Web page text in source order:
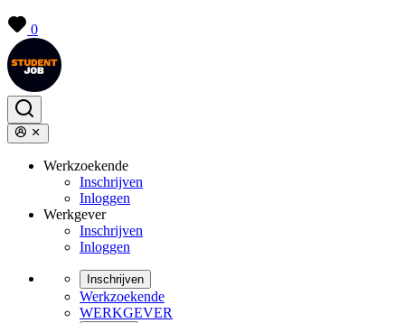
0
Werkzoekende
Inschrijven
Inloggen
Werkgever
Inschrijven
Inloggen
Inschrijven
Werkzoekende
WERKGEVER